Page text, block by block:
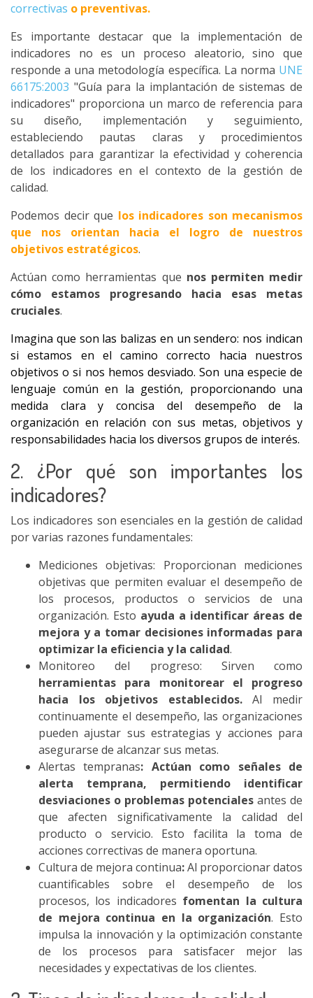
correctivas o preventivas.
Es importante destacar que la implementación de
indicadores no es un proceso aleatorio, sino que
responde a una metodología específica. La norma UNE
66175:2003 "Guía para la implantación de sistemas de
indicadores" proporciona un marco de referencia para
su diseño, implementación y seguimiento,
estableciendo pautas claras y procedimientos
detallados para garantizar la efectividad y coherencia
de los indicadores en el contexto de la gestión de
calidad.
Podemos decir que los indicadores son mecanismos
que nos orientan hacia el logro de nuestros
objetivos estratégicos.
Actúan como herramientas que nos permiten medir
cómo estamos progresando hacia esas metas
cruciales.
Imagina que son las balizas en un sendero: nos indican
si estamos en el camino correcto hacia nuestros
objetivos o si nos hemos desviado. Son una especie de
lenguaje común en la gestión, proporcionando una
medida clara y concisa del desempeño de la
organización en relación con sus metas, objetivos y
responsabilidades hacia los diversos grupos de interés.
2. ¿Por qué son importantes los
indicadores?
Los indicadores son esenciales en la gestión de calidad
por varias razones fundamentales:
Mediciones objetivas: Proporcionan mediciones
objetivas que permiten evaluar el desempeño de
los procesos, productos o servicios de una
organización. Esto ayuda a identificar áreas de
mejora y a tomar decisiones informadas para
optimizar la eficiencia y la calidad.
Monitoreo del progreso: Sirven como
herramientas para monitorear el progreso
hacia los objetivos establecidos.Al medir
continuamente el desempeño, las organizaciones
pueden ajustar sus estrategias y acciones para
asegurarse de alcanzar sus metas.
Alertas tempranas: Actúan como señales de
alerta temprana, permitiendo identificar
desviaciones o problemas potenciales antes de
que afecten significativamente la calidad del
producto o servicio. Esto facilita la toma de
acciones correctivas de manera oportuna.
Cultura de mejora continua:Al proporcionar datos
cuantificables sobre el desempeño de los
procesos, los indicadores fomentan la cultura
de mejora continua en la organización. Esto
impulsa la innovación y la optimización constante
de los procesos para satisfacer mejor las
necesidades y expectativas de los clientes.